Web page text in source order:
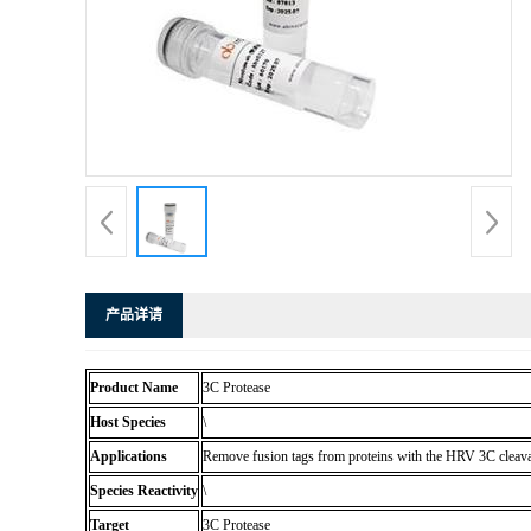
产品详请
Product Name 3C Protease
Host Species \
Applications Remove fusion tags from proteins with the HRV 3C
Species Reactivity \
Target 3C Protease